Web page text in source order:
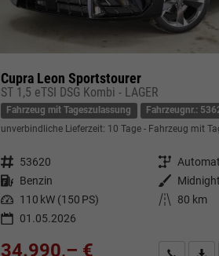
Cupra Leon Sportstourer
ST 1,5 eTSI DSG Kombi - LAGER
Fahrzeug mit Tageszulassung
Fahrzeugnr.:
unverbindliche Lieferzeit: 10 Tage Fahrzeug mit
Fahrzeugnr. 53620 Getriebe
Kraftstoff Benzin Außenfarbe
Leistung 110 kW (150 PS) Kilometerstand
80 km
01.05.2026
34.990,– € Kontakt